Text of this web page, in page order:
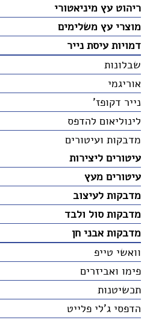
ריהוט עץ מיניאטורי
מוצרי עץ משלימים
דמויות עיסת נייר
שבלונות
אוריגמי
נייר דקופז'
לינוליאום להדפס
מדבקות ועיטורים
עיטורים ליצירות
עיטורים מעץ
מדבקות לעיצוב
מדבקות סול ולבד
מדבקות אבני חן
וואשי טייפ
פימו ואביזרים
תכשיטנות
הדפסי ג'לי פלייט